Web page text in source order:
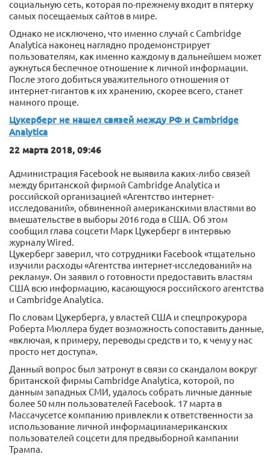
социальную сеть, которая по-прежнему входит в пятерку
самых посещаемых сайтов в мире.
Однако не исключено, что именно случай с Cambridge
Analytica наконец наглядно продемонстрирует
пользователям, как именно каждому в дальнейшем может
аукнуться беспечное отношение к личной информации.
После этого добиться уважительного отношения от
интернет-гигантов к их хранению, скорее всего, станет
намного проще.
Цукерберг не нашел связей между РФ и Cambridge
Analytica
22 марта 2018, 09:46
Администрация Facebook не выявила каких-либо связей
между британской фирмой Cambridge Analytica и
российской организацией «Агентство интернет-
исследований», обвиненной американскими властями во
вмешательстве в выборы 2016 года в США. Об этом
сообщил глава соцсети Марк Цукерберг в интервью
журналу Wired.
Цукерберг заверил, что сотрудники Facebook «тщательно
изучили расходы «Агентства интернет-исследований» на
рекламу». Он заявил о готовности предоставить властям
США всю информацию, касающуюся российского агентства
и Cambridge Analytica.
По словам Цукерберга, у властей США и спецпрокурора
Роберта Мюллера будет возможность сопоставить данные,
«включая, к примеру, переводы средств и то, к чему у нас
просто нет доступа».
Данный вопрос был затронут в связи со скандалом вокруг
британской фирмы Cambridge Analytica, которой, по
данным западных СМИ, удалось собрать личные данные
более 50 млн пользователей Facebook. 17 марта в
Массачусетсе компанию привлекли к ответственности за
использование личной информацииамериканских
пользователей соцсети для предвыборной кампании
Трампа.